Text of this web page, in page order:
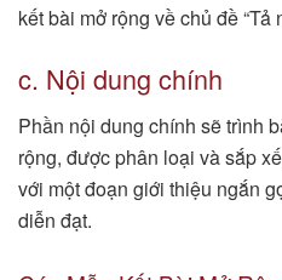
kết bài mở rộng về chủ đề “Tả
c. Nội dung chính
Phần nội dung chính sẽ trình
rộng, được phân loại và sắp
với một đoạn giới thiệu ngắn
diễn đạt.